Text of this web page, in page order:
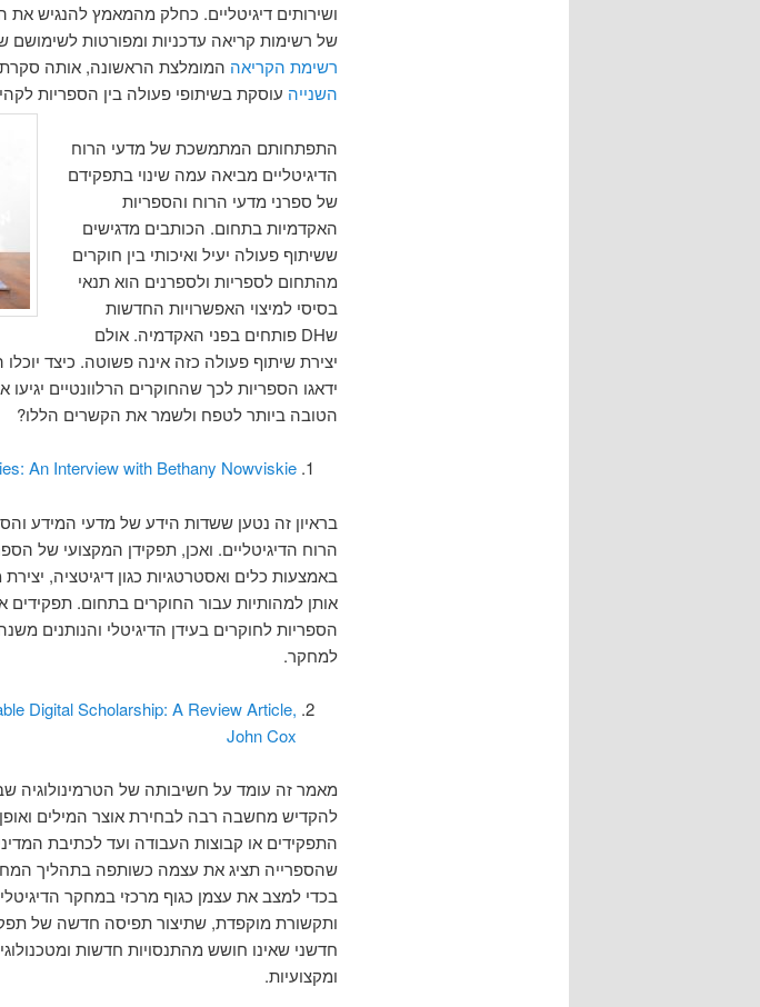
ושירותים דיגיטליים. כחלק מהמאמץ להנגיש
של רשימות קריאה עדכניות ומפורטות לשימושם
רשימת הקריאה המומלצת הראשונה, אותה
השנייה עוסקת בשיתופי פעולה בין הספריות
התפתחותם המתמשכת של מדעי הרוח
הדיגיטליים מביאה עמה שינוי בתפקידם
של ספרני מדעי הרוח והספריות
האקדמיות בתחום. הכותבים מדגישים
ששיתוף פעולה יעיל ואיכותי בין חוקרים
מהתחום לספריות ולספרנים הוא תנאי
בסיסי למיצוי האפשרויות החדשות
שDH פותחים בפני האקדמיה. אולם
יצירת שיתוף פעולה כזה אינה פשוטה. כיצד
ידאגו הספריות לכך שהחוקרים הרלוונטיים יגיעו
הטובה ביותר לטפח ולשמר את הקשרים הללו?
An Interview with Bethany Nowviskie
בראיון זה נטען ששדות הידע של מדעי המידע
הרוח הדיגיטליים. ואכן, תפקידן המקצועי של
באמצעות כלים ואסטרטגיות כגון דיגיטציה, יצירת
אותן למהותיות עבור החוקרים בתחום.
הספריות לחוקרים בעידן הדיגיטלי והנותנים
למחקר.
Digital Scholarship: A Review Article,
John Cox
מאמר זה עומד על חשיבותה של הטרמינולוגיה
להקדיש מחשבה רבה לבחירת אוצר המילים
התפקידים או קבוצות העבודה ועד לכתיבת
שהספרייה תציג את עצמה כשותפה בתהליך
בכדי למצב את עצמן כגוף מרכזי במחקר
ותקשורת מוקפדת, שתיצור תפיסה חדשה של
חדשני שאינו חושש מהתנסויות חדשות
ומקצועיות.